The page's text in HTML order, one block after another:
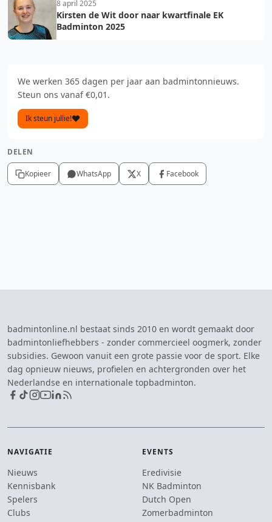
8 april 2025
Kirsten de Wit door naar kwartfinale EK
Badminton 2025
We werken 365 dagen per jaar aan badmintonnieuws.
Steun ons vanaf €0,01.
Ik steun jullie!
DELEN
Kopieer WhatsApp X Facebook
badmintonline.nl bestaat sinds 2010 en wordt gemaakt door
badmintonliefhebbers - zonder commercieel oogmerk, zonder
subsidies. Gewoon vanuit een grote passie voor de sport. Elke
dag opnieuw nieuws, profielen en achtergronden over het
Nederlandse en internationale topbadminton.
NAVIGATIE
Nieuws
Kennisbank
Spelers
Clubs
EVENTS
Eredivisie
NK Badminton
Dutch Open
Zomerbadminton